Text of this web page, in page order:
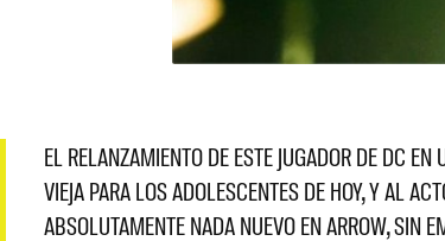
EL RELANZAMIENTO DE ESTE JUGADOR DE DC
VIEJA PARA LOS ADOLESCENTES DE HOY, Y AL
ABSOLUTAMENTE NADA NUEVO EN ARROW, SIN